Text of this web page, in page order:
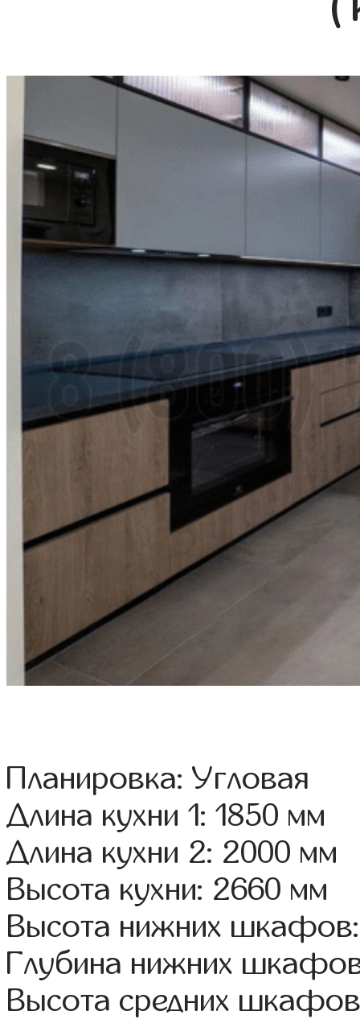
(
Планировка: Угловая
Длина кухни 1: 1850 мм
Длина кухни 2: 2000 мм
Высота кухни: 2660 мм
Высота нижних
Глубина нижних
Высота средних